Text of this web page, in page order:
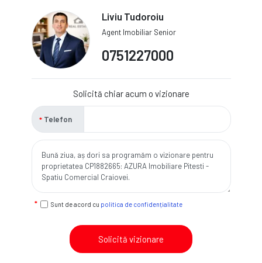
Liviu Tudoroiu
Agent Imobiliar Senior
0751227000
Solicită chiar acum o vizionare
Telefon
Sunt de acord cu politica de confidențialitate
Solicită vizionare